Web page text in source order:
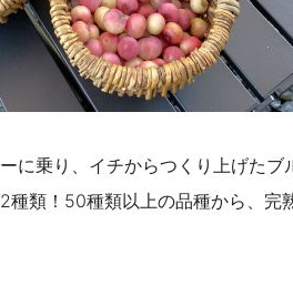
に乗り、イチからつくり上げたブ
類！50種類以上の品種から、完